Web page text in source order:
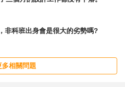
非科班出身會是很大的劣勢嗎?
多相關問題